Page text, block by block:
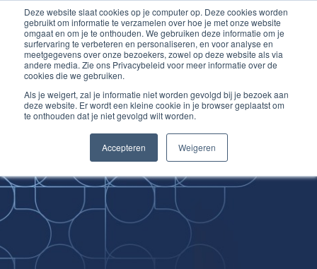
Deze website slaat cookies op je computer op. Deze cookies worden
gebruikt om informatie te verzamelen over hoe je met onze website
omgaat en om je te onthouden. We gebruiken deze informatie om je
surfervaring te verbeteren en personaliseren, en voor analyse en
meetgegevens over onze bezoekers, zowel op deze website als via
andere media. Zie ons Privacybeleid voor meer informatie over de
cookies die we gebruiken.
Als je weigert, zal je informatie niet worden gevolgd bij je bezoek aan
deze website. Er wordt een kleine cookie in je browser geplaatst om
te onthouden dat je niet gevolgd wilt worden.
Accepteren Weigeren
Inloggen account
Ga
naar
de
inhoud
Improving
Medical Skills